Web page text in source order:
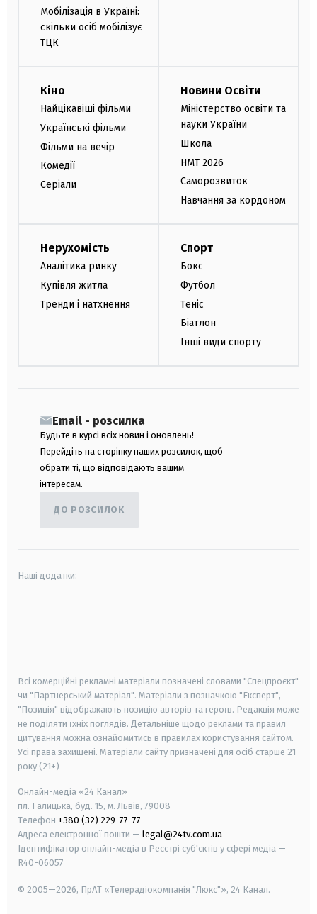
Мобілізація в Україні:
скільки осіб мобілізує
ТЦК
Кіно
Найцікавіші фільми
Українські фільми
Фільми на вечір
Комедії
Серіали
Новини Освіти
Міністерство освіти та
науки України
Школа
НМТ 2026
Саморозвиток
Навчання за кордоном
Нерухомість
Аналітика ринку
Купівля житла
Тренди і натхнення
Спорт
Бокс
Футбол
Теніс
Біатлон
Інші види спорту
Email - розсилка
Будьте в курсі всіх новин і оновлень!
Перейдіть на сторінку наших розсилок, щоб
обрати ті, що відповідають вашим
інтересам.
ДО РОЗСИЛОК
Наші додатки:
Всі комерційні рекламні матеріали позначені словами "Спецпроєкт"
чи "Партнерський матеріал". Матеріали з позначкою "Експерт",
"Позиція" відображають позицію авторів та героїв. Редакція може
не поділяти їхніх поглядів. Детальніше щодо реклами та правил
цитування можна ознайомитись в правилах користування сайтом.
Усі права захищені. Матеріали сайту призначені для осіб старше 21
року (21+)
Онлайн-медіа «24 Канал»
пл. Галицька, буд. 15, м. Львів, 79008
Телефон +380 (32) 229-77-77
Адреса електронної пошти — legal@24tv.com.ua
Ідентифікатор онлайн-медіа в Реєстрі суб'єктів у сфері медіа —
R40-06057
© 2005—2026, ПрАТ «Телерадіокомпанія "Люкс"», 24 Канал.